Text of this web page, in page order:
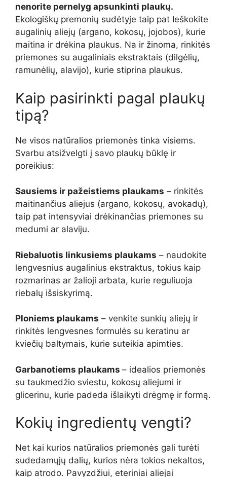
nenorite pernelyg apsunkinti plaukų.
Ekologiškų premonių sudėtyje taip pat Ieškokite
augalinių aliejų (argano, kokosų, jojobos), kurie
maitina ir drėkina plaukus. Na ir žinoma, rinkitės
priemones su augaliniais ekstraktais (dilgėlių,
ramunėlių, alavijo), kurie stiprina plaukus.
Kaip pasirinkti pagal plaukų
tipą?
Ne visos natūralios priemonės tinka visiems.
Svarbu atsižvelgti į savo plaukų būklę ir
poreikius:
Sausiems ir pažeistiems plaukams – rinkitės
maitinančius aliejus (argano, kokosų, avokadų),
taip pat intensyviai drėkinančias priemones su
medumi ar alaviju.
Riebaluotis linkusiems plaukams – naudokite
lengvesnius augalinius ekstraktus, tokius kaip
rozmarinas ar žalioji arbata, kurie reguliuoja
riebalų išsiskyrimą.
Ploniems plaukams – venkite sunkių aliejų ir
rinkitės lengvesnes formulės su keratinu ar
kviečių baltymais, kurie suteikia apimties.
Garbanotiems plaukams – idealios priemonės
su taukmedžio sviestu, kokosų aliejumi ir
glicerinu, kurie padeda išlaikyti drėgmę ir formą.
Kokių ingredientų vengti?
Net kai kurios natūralios priemonės gali turėti
sudedamųjų dalių, kurios nėra tokios nekaltos,
kaip atrodo. Pavyzdžiui, eteriniai aliejai